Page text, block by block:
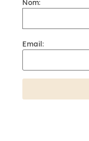
Nom:
Email: